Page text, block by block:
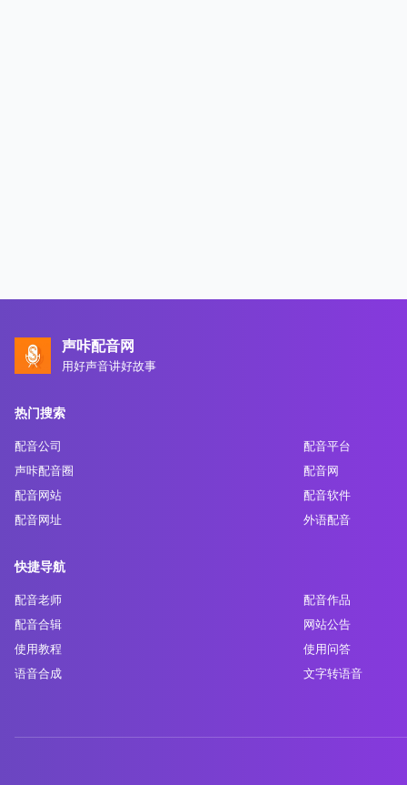
声咔配音网
用好声音讲好故事
热门搜索
配音公司
配音平台
声咔配音圈
配音网
配音网站
配音软件
配音网址
外语配音
快捷导航
配音老师
配音作品
配音合辑
网站公告
使用教程
使用问答
语音合成
文字转语音